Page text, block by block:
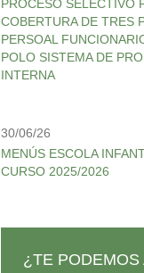
PROCESO SELECTIVO
COBERTURA DE TRES
PERSOAL
POLO SISTEMA DE
INTERNA
30/06/26
MENÚS ESCOLA
CURSO 2025/2026
¿TE PODEMOS